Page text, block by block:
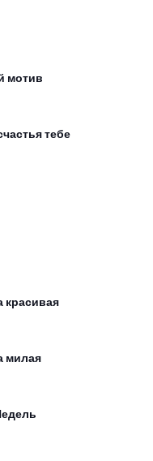
мотив
тебе
красивая
милая